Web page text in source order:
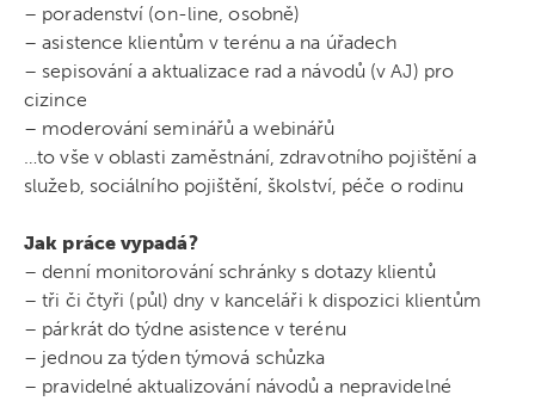
– poradenství (on-line, osobně)
– asistence klientům v terénu a na úřadech
– sepisování a aktualizace rad a návodů (v AJ) pro
cizince
– moderování seminářů a webinářů
…to vše v oblasti zaměstnání, zdravotního pojištění a
služeb, sociálního pojištění, školství, péče o rodinu
Jak práce vypadá?
– denní monitorování schránky s dotazy klientů
– tři či čtyři (půl) dny v kanceláři k dispozici klientům
– párkrát do týdne asistence v terénu
– jednou za týden týmová schůzka
– pravidelné aktualizování návodů a nepravidelné